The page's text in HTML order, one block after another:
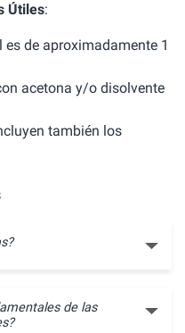
Útiles:
de aproximadamente 1
acetona y/o disolvente
también los
de las